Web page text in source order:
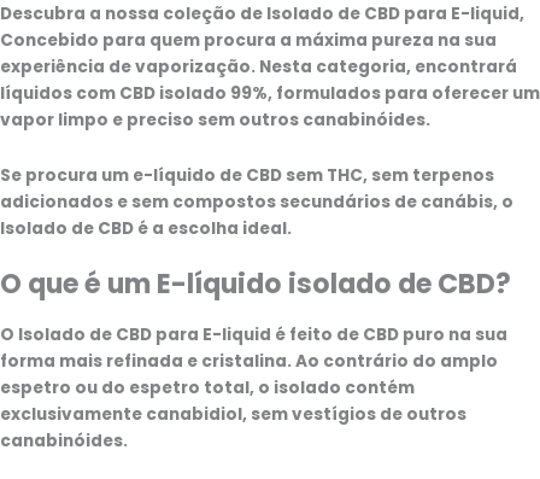
selecionadas
na
página
do
produto
Descubra a nossa coleção de Isolado de CBD para E-liquid,
Concebido para quem procura a máxima pureza na sua
experiência de vaporização. Nesta categoria, encontrará
líquidos com CBD isolado 99%, formulados para oferecer um
vapor limpo e preciso sem outros canabinóides.
Se procura um e-líquido de CBD sem THC, sem terpenos
adicionados e sem compostos secundários de canábis, o
Isolado de CBD é a escolha ideal.
O que é um E-líquido isolado de CBD?
O Isolado de CBD para E-liquid é feito de CBD puro na sua
forma mais refinada e cristalina. Ao contrário do amplo
espetro ou do espetro total, o isolado contém
exclusivamente canabidiol, sem vestígios de outros
canabinóides.